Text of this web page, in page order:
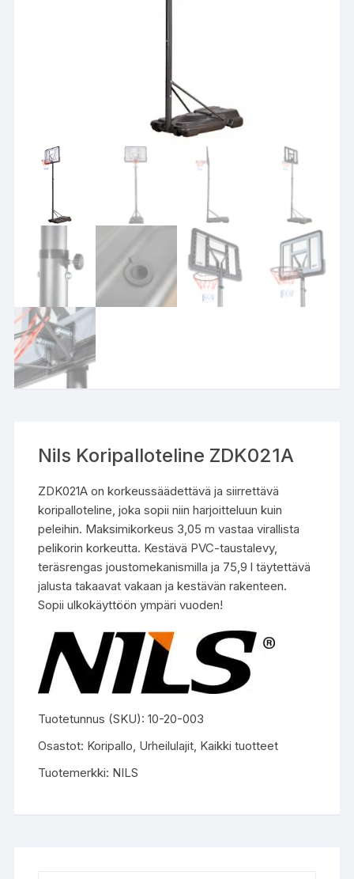
Nils Koripalloteline ZDK021A
ZDK021A on korkeussäädettävä ja siirrettävä
koripalloteline, joka sopii niin harjoitteluun kuin
peleihin. Maksimikorkeus 3,05 m vastaa virallista
pelikorin korkeutta. Kestävä PVC-taustalevy,
teräsrengas joustomekanismilla ja 75,9 l täytettävä
jalusta takaavat vakaan ja kestävän rakenteen.
Sopii ulkokäyttöön ympäri vuoden!
Tuotetunnus (SKU):10-20-003
Osastot: Koripallo, Urheilulajit, Kaikki tuotteet
Tuotemerkki: NILS